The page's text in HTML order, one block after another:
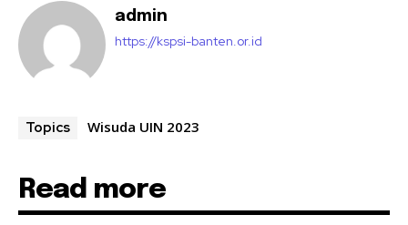
admin
https://kspsi-banten.or.id
Topics Wisuda UIN 2023
Read more